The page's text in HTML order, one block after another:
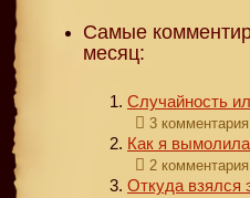
Самые
месяц:
Случайность
3 комментария
Как я
2 комментария
Откуда взялся